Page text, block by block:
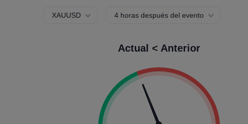
XAUUSD 4 horas después del evento
Actual < Anterior